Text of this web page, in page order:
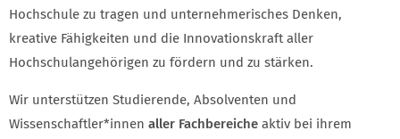
Hochschule zu tragen und unternehmerisches Denken,
kreative Fähigkeiten und die Innovationskraft aller
Hochschulangehörigen zu fördern und zu stärken.
Wir unterstützen Studierende, Absolventen und
Wissenschaftler*innen aller Fachbereiche aktiv bei ihrem